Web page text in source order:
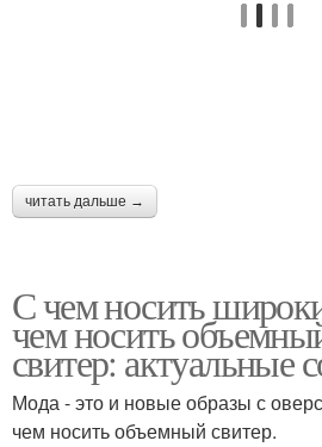
читать дальше →
С чем носить
чем носить
свитер: актуальные
Мода - это и новые образы с
чем носить объемный свитер.